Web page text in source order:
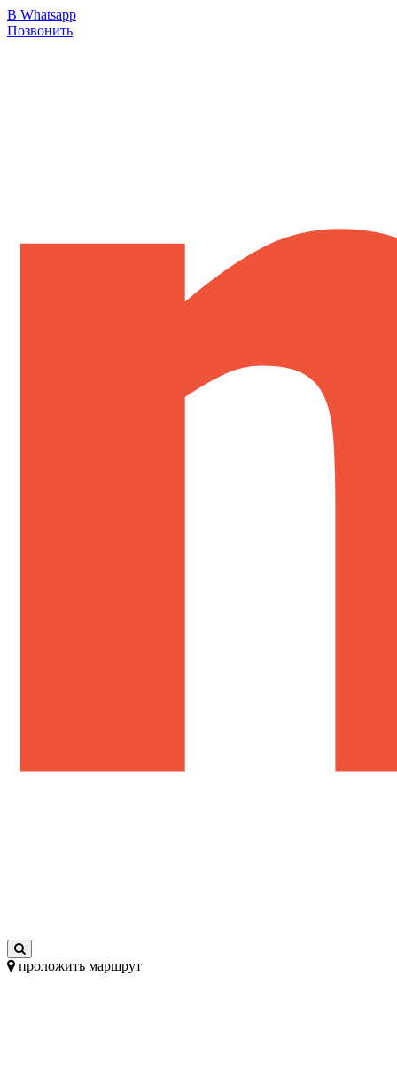
В Whatsapp
Позвонить
проложить маршрут